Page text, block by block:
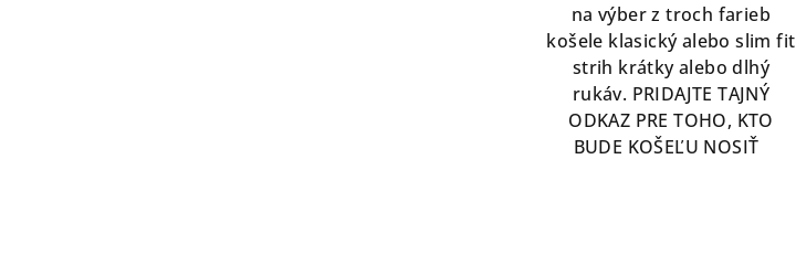
na výber z troch farieb
košele klasický alebo slim fit
strih krátky alebo dlhý
rukáv. PRIDAJTE TAJNÝ
ODKAZ PRE TOHO, KTO
BUDE KOŠEĽU NOSIŤ